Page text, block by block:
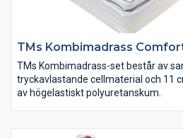
TMs Kombimadrass
TMs Kombimadrass-set består av
tryckavlastande cellmaterial och 11
av högelastiskt polyuretanskum.